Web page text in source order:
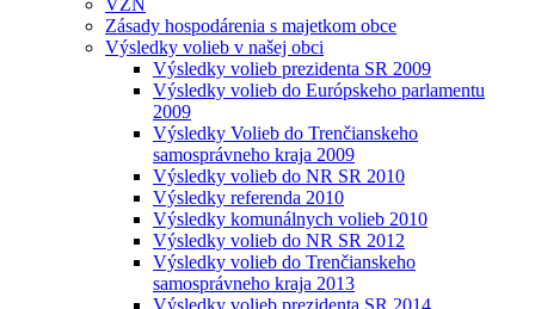
VZN
Zásady hospodárenia s majetkom obce
Výsledky volieb v našej obci
Výsledky volieb prezidenta SR 2009
Výsledky volieb do Európskeho parlamentu
2009
Výsledky Volieb do Trenčianskeho
samosprávneho kraja 2009
Výsledky volieb do NR SR 2010
Výsledky referenda 2010
Výsledky komunálnych volieb 2010
Výsledky volieb do NR SR 2012
Výsledky volieb do Trenčianskeho
samosprávneho kraja 2013
Výsledky volieb prezidenta SR 2014